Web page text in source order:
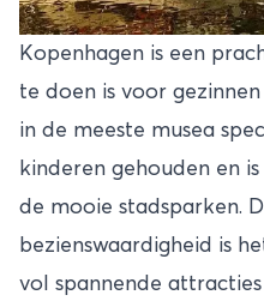
Kopenhagen is een
te doen is voor
in de meeste musea
kinderen gehouden en
de mooie stadsparken.
bezienswaardigheid is
vol spannende